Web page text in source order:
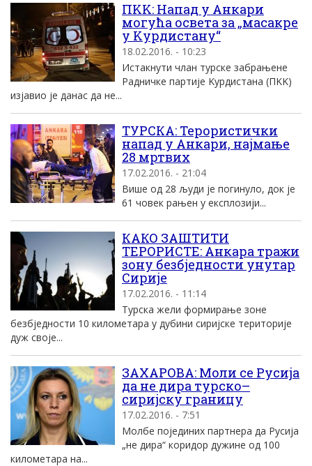
ПKK: Напад у Aнкари
могућа освета за „масакре
у Kурдистану“
18.02.2016. - 10:23
Истакнути члан турске забрањене
Радничке партиjе Kурдистана (ПKK)
изjавио jе данас да не...
ТУРСКА: Терористички
напад у Анкари, најмање
28 мртвих
17.02.2016. - 21:04
Више од 28 људи је погинуло, док је
61 човек рањен у експлозији...
КАКО ЗАШТИТИ
ТЕРОРИСТЕ: Анкара тражи
зону безбједности унутар
Сирије
17.02.2016. - 11:14
Турска жели формирање зоне
безбједности 10 километара у дубини сиријске територије
дуж своје...
ЗАХАРОВА: Моли се Русија
да не дира турско–
сиријску границу
17.02.2016. - 7:51
Молбе појединих партнера да Русија
„не дира“ коридор дужине од 100
километара на...